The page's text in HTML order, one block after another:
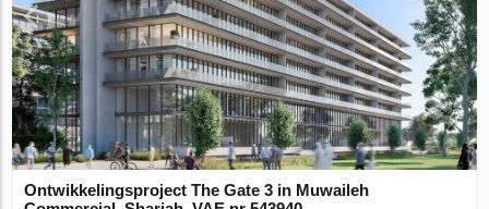
Ontwikkelingsproject The Gate 3 in Muwaileh